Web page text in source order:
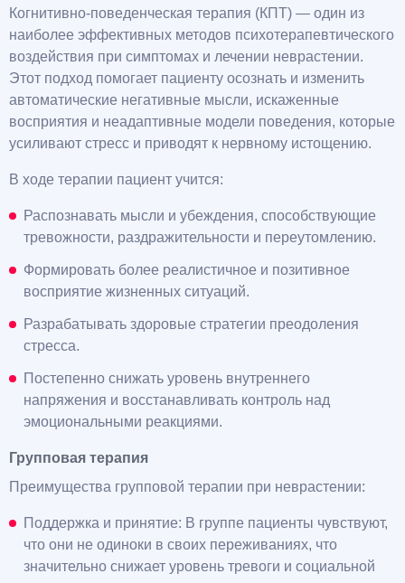
Когнитивно-поведенческая терапия (КПТ) — один из
наиболее эффективных методов психотерапевтического
воздействия при симптомах и лечении неврастении.
Этот подход помогает пациенту осознать и изменить
автоматические негативные мысли, искаженные
восприятия и неадаптивные модели поведения, которые
усиливают стресс и приводят к нервному истощению.
В ходе терапии пациент учится:
Распознавать мысли и убеждения, способствующие
тревожности, раздражительности и переутомлению.
Формировать более реалистичное и позитивное
восприятие жизненных ситуаций.
Разрабатывать здоровые стратегии преодоления
стресса.
Постепенно снижать уровень внутреннего
напряжения и восстанавливать контроль над
эмоциональными реакциями.
Групповая терапия
Преимущества групповой терапии при неврастении:
Поддержка и принятие: В группе пациенты чувствуют,
что они не одиноки в своих переживаниях, что
значительно снижает уровень тревоги и социальной